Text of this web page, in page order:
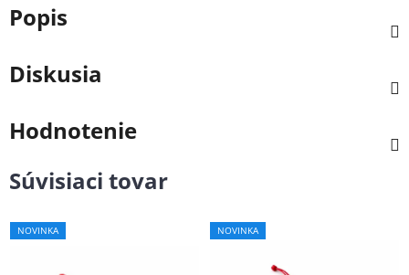
Popis
Diskusia
Hodnotenie
Súvisiaci tovar
NOVINKA NOVINKA